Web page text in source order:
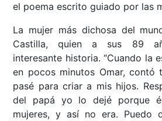
el poema escrito guiado por las
La mujer más dichosa del
Castilla, quien a sus 89
interesante historia. “Cuando la
en pocos minutos Omar, contó
pasé para criar a mis hijos.
del papá yo lo dejé porque
mujeres, y así no era. Puedo